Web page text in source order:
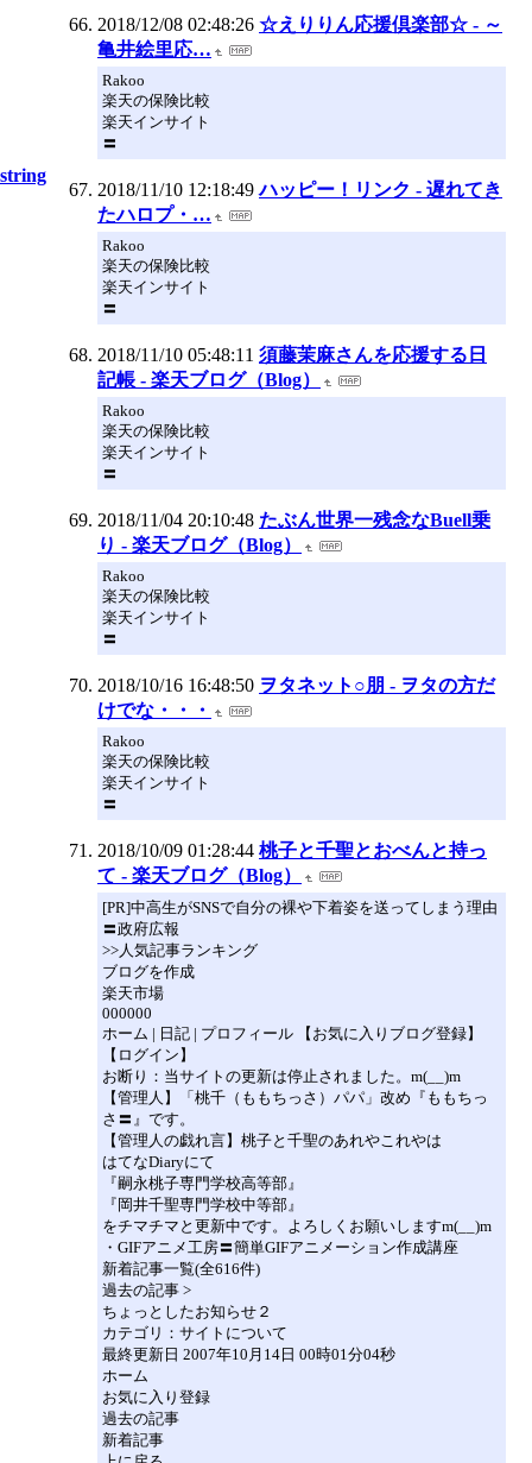
2018/12/08 02:48:26 ☆えりりん応援倶楽部☆ - ～
亀井絵里応…
Rakoo
楽天の保険比較
楽天インサイト
〓
2018/11/10 12:18:49 ハッピー！リンク - 遅れてき
たハロプ・…
Rakoo
楽天の保険比較
楽天インサイト
〓
2018/11/10 05:48:11 須藤茉麻さんを応援する日
記帳 - 楽天ブログ（Blog）
Rakoo
楽天の保険比較
楽天インサイト
〓
2018/11/04 20:10:48 たぶん世界一残念なBuell乗
り - 楽天ブログ（Blog）
Rakoo
楽天の保険比較
楽天インサイト
〓
2018/10/16 16:48:50 ヲタネット○朋 - ヲタの方だ
けでな・・・
Rakoo
楽天の保険比較
楽天インサイト
〓
2018/10/09 01:28:44 桃子と千聖とおべんと持っ
て - 楽天ブログ（Blog）
[PR]中高生がSNSで自分の裸や下着姿を送ってしまう理由
〓政府広報
>>人気記事ランキング
ブログを作成
楽天市場
000000
ホーム | 日記 | プロフィール 【お気に入りブログ登録】
【ログイン】
お断り：当サイトの更新は停止されました。m(__)m
【管理人】「桃千（ももちっさ）パパ」改め『ももちっ
さ〓』です。
【管理人の戯れ言】桃子と千聖のあれやこれやは
はてなDiaryにて
『嗣永桃子専門学校高等部』
『岡井千聖専門学校中等部』
をチマチマと更新中です。よろしくお願いしますm(__)m
・GIFアニメ工房〓簡単GIFアニメーション作成講座
新着記事一覧(全616件)
過去の記事 >
ちょっとしたお知らせ２
カテゴリ：サイトについて
最終更新日 2007年10月14日 00時01分04秒
ホーム
お気に入り登録
過去の記事
新着記事
string